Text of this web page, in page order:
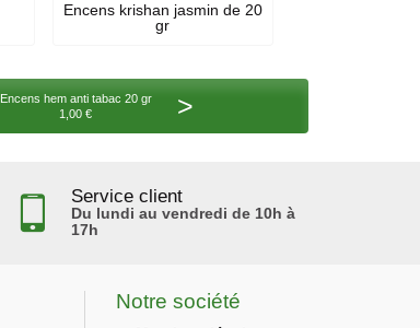
Encens krishan jasmin de 20
gr
Encens hem anti tabac 20 gr
1,00 €
>
Service client
Du lundi au vendredi de 10h à
17h
Notre société